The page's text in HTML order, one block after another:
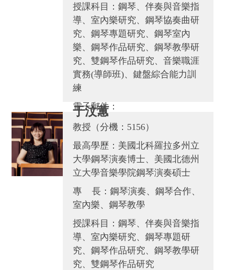
授課科目：鋼琴、伴奏與音樂指
導、室內樂研究、鋼琴協奏曲研
究、鋼琴專題研究、鋼琴室內
樂、鋼琴作品研究、鋼琴教學研
究、雙鋼琴作品研究、音樂職涯
實務(導師班)、鍵盤綜合能力訓
練
電子郵件：
hcfranceliu@gmail.com、
frances@gms.ndhu.edu.tw
于汶蕙
教授（分機：5156）
最高學歷：美國北科羅拉多州立
大學鋼琴演奏博士、美國北德州
立大學音樂學院鋼琴演奏碩士
專 長：鋼琴演奏、鋼琴合作、
室內樂、鋼琴教學
授課科目：鋼琴、伴奏與音樂指
導、室內樂研究、鋼琴專題研
究、鋼琴作品研究、鋼琴教學研
究、雙鋼琴作品研究